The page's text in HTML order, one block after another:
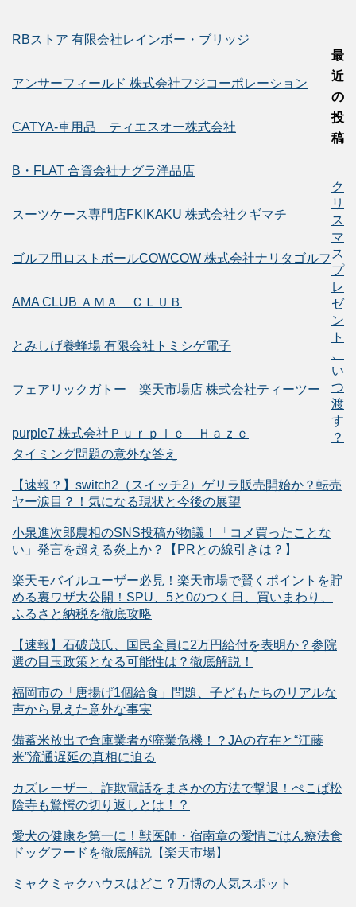
RBストア 有限会社レインボー・ブリッジ
アンサーフィールド 株式会社フジコーポレーション
CATYA-車用品 ティエスオー株式会社
B・FLAT 合資会社ナグラ洋品店
スーツケース専門店FKIKAKU 株式会社クギマチ
ゴルフ用ロストボールCOWCOW 株式会社ナリタゴルフ
AMA CLUB ＡＭＡ ＣＬＵＢ
とみしげ養蜂場 有限会社トミシゲ電子
フェアリックガトー 楽天市場店 株式会社ティーツー
purple7 株式会社Ｐｕｒｐｌｅ Ｈａｚｅ
最
近
の
投
稿
ク
リ
ス
マ
ス
プ
レ
ゼ
ン
ト
い
つ
渡
す
？
タイミング問題の意外な答え
【速報？】switch2（スイッチ2）ゲリラ販売開始か？転売
ヤー涙目？！気になる現状と今後の展望
小泉進次郎農相のSNS投稿が物議！「コメ買ったことな
い」発言を超える炎上か？【PRとの線引きは？】
楽天モバイルユーザー必見！楽天市場で賢くポイントを貯
める裏ワザ大公開！SPU、5と0のつく日、買いまわり、
ふるさと納税を徹底攻略
【速報】石破茂氏、国民全員に2万円給付を表明か？参院
選の目玉政策となる可能性は？徹底解説！
福岡市の「唐揚げ1個給食」問題、子どもたちのリアルな
声から見えた意外な事実
備蓄米放出で倉庫業者が廃業危機！？JAの存在と“江藤
米”流通遅延の真相に迫る
カズレーザー、詐欺電話をまさかの方法で撃退！ぺこぱ松
陰寺も驚愕の切り返しとは！？
愛犬の健康を第一に！獣医師・宿南章の愛情ごはん療法食
ドッグフードを徹底解説【楽天市場】
ミャクミャクハウスはどこ？万博の人気スポット